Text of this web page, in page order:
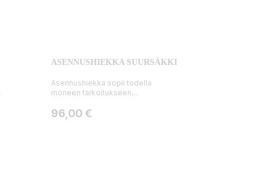
ASENNUSHIEKKA SUURSÄKKI
Asennushiekka sopii todella
moneen tarkoitukseen,...
Hinta
96,00 €